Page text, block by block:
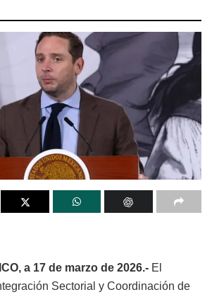
a 17 de marzo de 2026.- El
Sectorial y Coordinación de